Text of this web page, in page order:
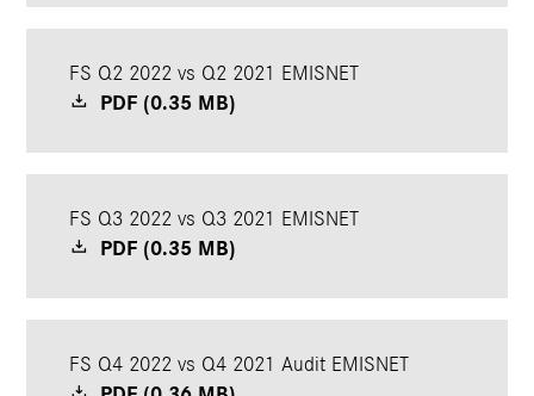
FS Q2 2022 vs Q2 2021 EMISNET
PDF (0.35 MB)
FS Q3 2022 vs Q3 2021 EMISNET
PDF (0.35 MB)
FS Q4 2022 vs Q4 2021 Audit EMISNET